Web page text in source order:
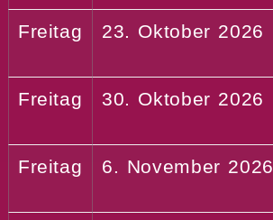
Freitag 23. Oktober 2026
Freitag 30. Oktober 2026
Freitag 6. November 2026